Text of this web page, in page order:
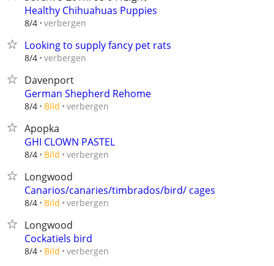
Healthy Chihuahuas Puppies
8/4 verbergen
Looking to supply fancy pet rats
8/4 verbergen
Davenport
German Shepherd Rehome
8/4 Bild verbergen
Apopka
GHI CLOWN PASTEL
8/4 Bild verbergen
Longwood
Canarios/canaries/timbrados/bird/ cages
8/4 Bild verbergen
Longwood
Cockatiels bird
8/4 Bild verbergen